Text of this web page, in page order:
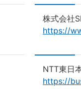
株式会社
https://
NTT東日
https://